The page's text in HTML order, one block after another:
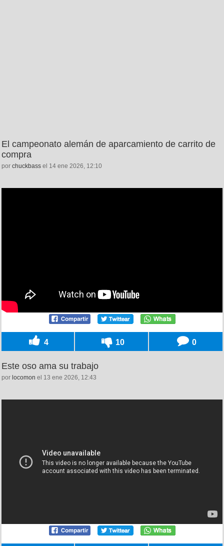
El campeonato alemán de aparcamiento de carrito de
compra
por chuckbass el 14 ene 2026, 12:10
4 10 0
Este oso ama su trabajo
por locomon el 13 ene 2026, 12:43